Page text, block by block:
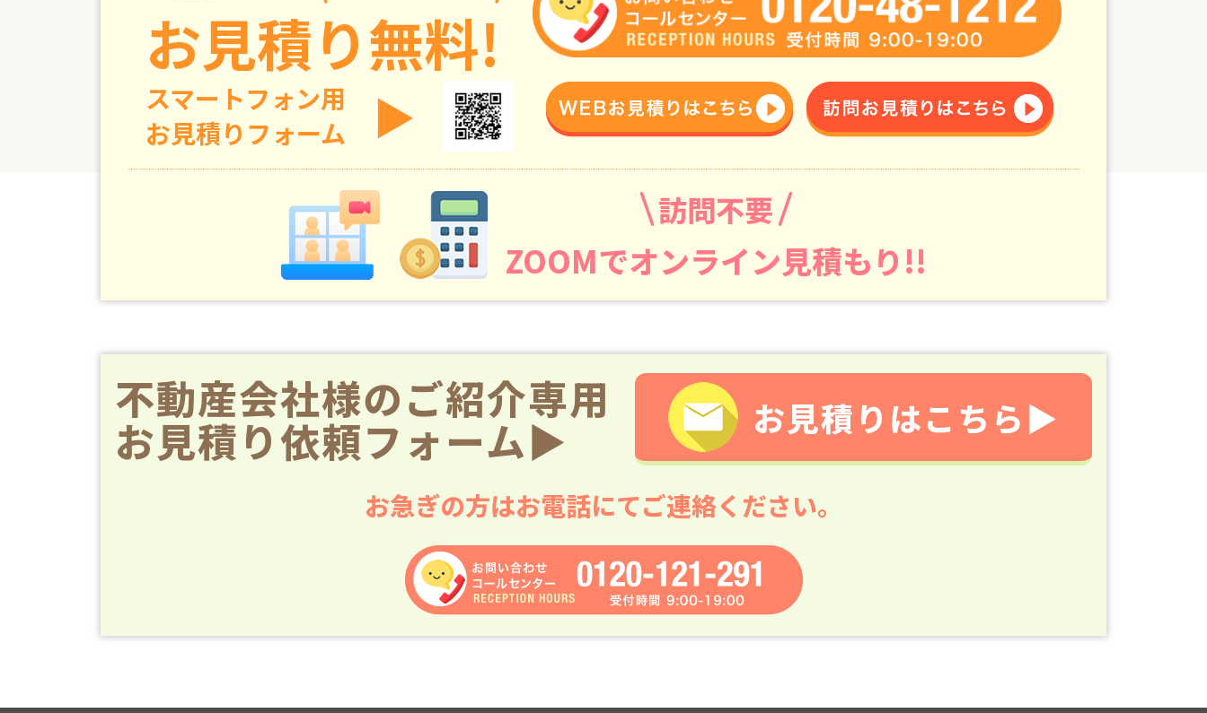
お見積り無料!
スマートフォン用
お見積りフォーム
▶
訪問不要
ZOOMでオンライン見積もり!!
不動産会社様のご紹介専用
お見積り依頼フォーム▶ お見積りはこちら▶
お急ぎの方はお電話にてご連絡ください。